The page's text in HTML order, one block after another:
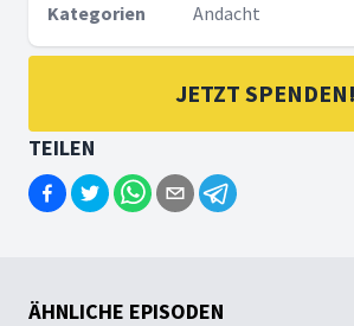
Kategorien
Andacht
JETZT SPENDEN!
TEILEN
ÄHNLICHE EPISODEN